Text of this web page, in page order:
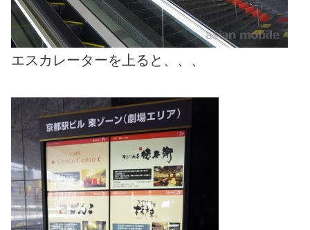
エスカレーターを上ると、、、